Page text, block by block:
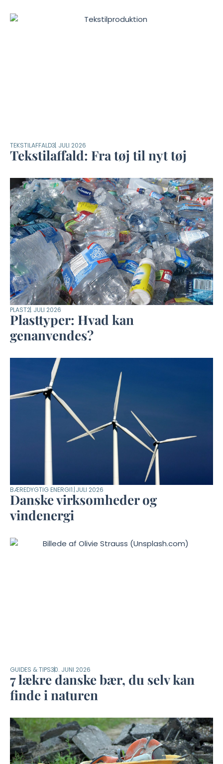
TEKSTILAFFALD3. JULI 2026
Tekstilaffald: Fra tøj til nyt tøj
PLAST2. JULI 2026
Plasttyper: Hvad kan
genanvendes?
BÆREDYGTIG ENERGI1. JULI 2026
Danske virksomheder og
vindenergi
GUIDES & TIPS30. JUNI 2026
7 lækre danske bær, du selv kan
finde i naturen